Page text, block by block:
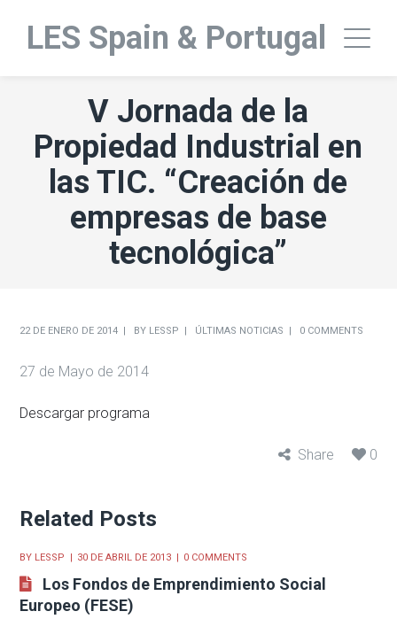
LES Spain & Portugal
V Jornada de la
Propiedad Industrial en
las TIC. “Creación de
empresas de base
tecnológica”
22 DE ENERO DE 2014 BY LESSP ÚLTIMAS NOTICIAS 0 COMMENTS
27 de Mayo de 2014
Descargar programa
Share 0
Related Posts
BY LESSP 30 DE ABRIL DE 2013 0 COMMENTS
Los Fondos de Emprendimiento Social
Europeo (FESE)